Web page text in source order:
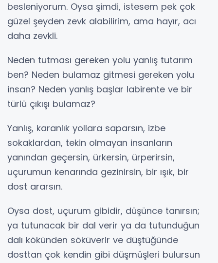
besleniyorum. Oysa şimdi, istesem pek çok
güzel şeyden zevk alabilirim, ama hayır, acı
daha zevkli.
Neden tutması gereken yolu yanlış tutarım
ben? Neden bulamaz gitmesi gereken yolu
insan? Neden yanlış başlar labirente ve bir
türlü çıkışı bulamaz?
Yanlış, karanlık yollara saparsın, izbe
sokaklardan, tekin olmayan insanların
yanından geçersin, ürkersin, ürperirsin,
uçurumun kenarında gezinirsin, bir ışık, bir
dost ararsın.
Oysa dost, uçurum gibidir, düşünce tanırsın;
ya tutunacak bir dal verir ya da tutunduğun
dalı kökünden söküverir ve düştüğünde
dosttan çok kendin gibi düşmüşleri bulursun